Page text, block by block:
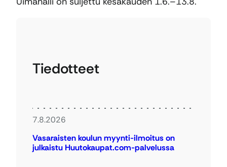
Tiedotteet
7.8.2026
Vasaraisten koulun myynti-ilmoitus on
julkaistu Huutokaupat.com-palvelussa